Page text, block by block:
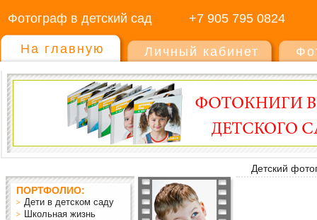
Фотограф в детский сад +7 905 795 0824
На главную Личный кабинет
Детский
ПОРТФОЛИО:
Дети в детском саду
Школьная жизнь